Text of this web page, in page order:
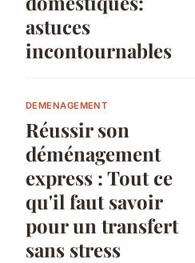
astuces
incontournables
DEMENAGEMENT
Réussir son
déménagement
express : Tout ce
qu'il faut savoir
pour un transfert
sans stress